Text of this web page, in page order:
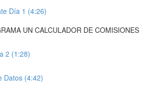
Día 1 (4:26)
UN CALCULADOR DE COMISIONES
2 (1:28)
Datos (4:42)